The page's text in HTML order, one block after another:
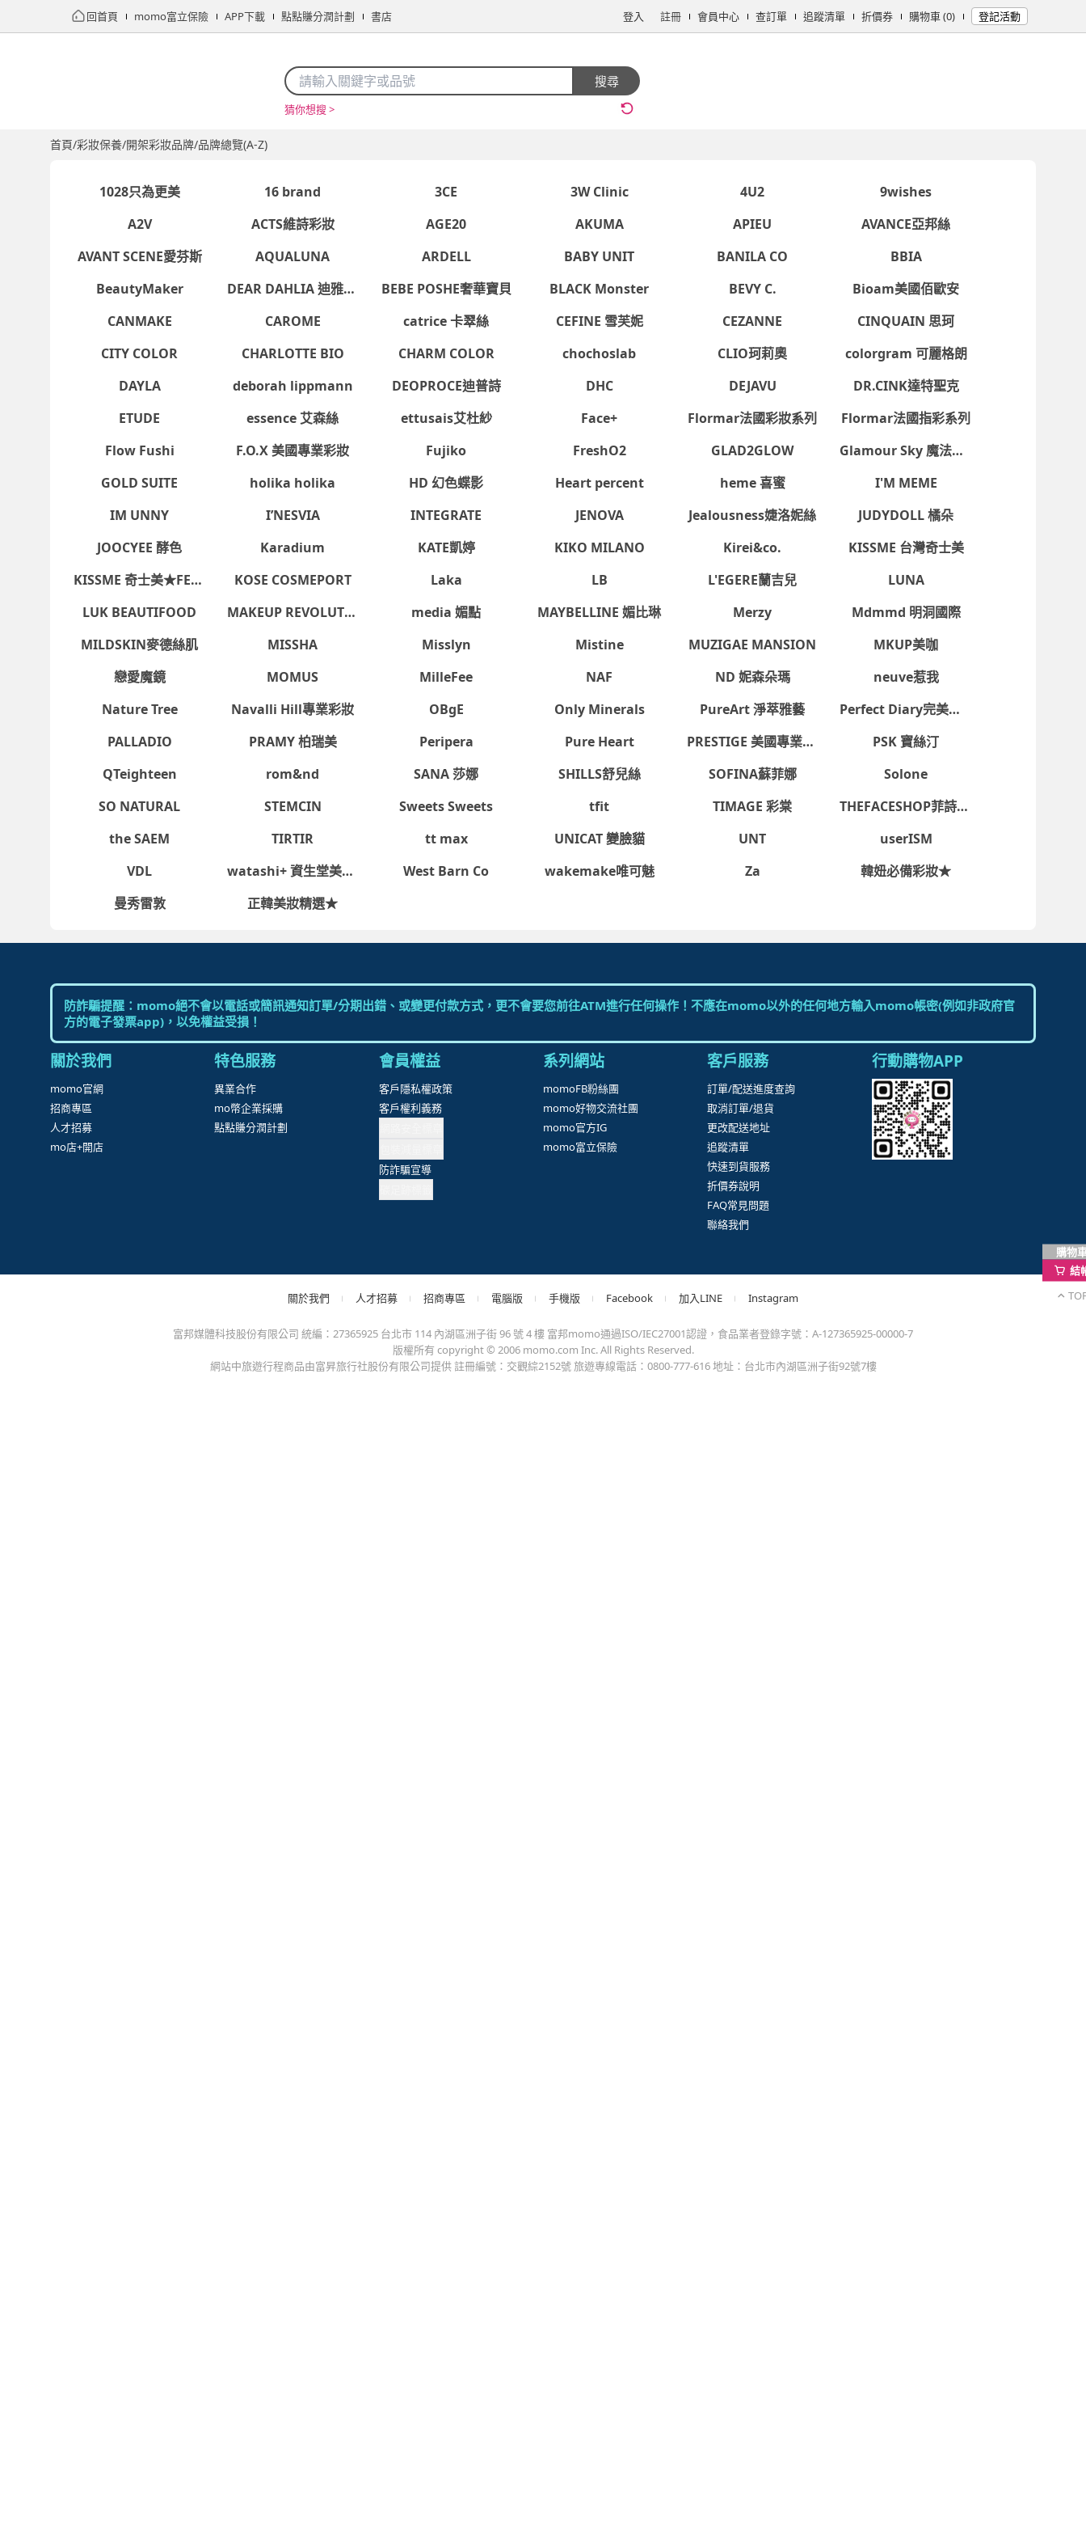
回首頁 momo富立保險 APP下載 點點賺分潤計劃 書店 登入 註冊 會員中心 查訂單 追蹤清單 折價券 購物車 (0) 登記活動
搜尋
猜你想搜 >
首頁 限時搶購 直播 mo店+ 看看買
1028只為更美 16 brand 3CE 3W Clinic 4U2
9wishes
A2V
ACTS維詩彩妝 AGE20 AKUMA APIEU
AVANCE亞邦絲
AVANT SCENE愛芬斯
AQUALUNA ARDELL BABY UNIT BANILA CO
BBIA
BeautyMaker
DEAR DAHLIA 迪雅黛麗奧 BEBE POSHE奢華寶貝 BLACK Monster BEVY C.
Bioam美國佰歐安
CANMAKE
CAROME catrice 卡翠絲 CEFINE 雪芙妮 CEZANNE
CINQUAIN 思珂
CITY COLOR
CHARLOTTE BIO CHARM COLOR chochoslab CLIO珂莉奧
colorgram 可麗格朗
DAYLA
deborah lippmann DEOPROCE迪普詩 DHC DEJAVU
DR.CINK達特聖克
ETUDE
essence 艾森絲 ettusais艾杜紗 Face+ Flormar法國彩妝系列
Flormar法國指彩系列
Flow Fushi
F.O.X 美國專業彩妝 Fujiko FreshO2 GLAD2GLOW
Glamour Sky 魔法天空
GOLD SUITE
holika holika HD 幻色蝶影 Heart percent heme 喜蜜
I'M MEME
IM UNNY
I’NESVIA INTEGRATE JENOVA Jealousness婕洛妮絲
JUDYDOLL 橘朵
JOOCYEE 酵色
Karadium KATE凱婷 KIKO MILANO Kirei&co.
KISSME 台灣奇士美
KISSME 奇士美★FERME系列 KOSE COSMEPORT Laka LB L'EGERE蘭吉兒
LUNA
LUK BEAUTIFOOD
MAKEUP REVOLUTION media 媚點 MAYBELLINE 媚比琳 Merzy
Mdmmd 明洞國際
MILDSKIN麥德絲肌
MISSHA Misslyn Mistine MUZIGAE MANSION
MKUP美咖
戀愛魔鏡
MOMUS MilleFee NAF ND 妮森朵瑪
neuve惹我
Nature Tree
Navalli Hill專業彩妝 OBgE Only Minerals PureArt 淨萃雅藝
Perfect Diary完美日記
PALLADIO
PRAMY 柏瑞美 Peripera Pure Heart PRESTIGE 美國專業彩妝
PSK 寶絲汀
QTeighteen
rom&nd SANA 莎娜 SHILLS舒兒絲 SOFINA蘇菲娜
Solone
SO NATURAL
STEMCIN Sweets Sweets tfit TIMAGE 彩棠
THEFACESHOP菲詩小舖
the SAEM
TIRTIR tt max UNICAT 變臉貓 UNT
userISM
VDL
watashi+ 資生堂美妝網
很抱歉，沒有篩選到符合條件的商品，您可以調整篩選條件試試看。
購物
結
防詐騙提醒：momo絕不會以電話或簡訊通知訂單/分期出錯、或變更付款方式，更不會要您前往ATM進行任何操作！不應在momo以外的任何地方輸入momo帳密(例如非政府官
方的電子發票app)，以免權益受損！
momo官網
特色服務
異業合作
點點賺分潤計劃
會員權益
客戶隱私權政策
網路安全標章
防詐騙宣導
碳足跡標籤
系列網站
momoFB粉絲團
momo官方IG
momo富立保險
客戶服務
訂單/配送進度查詢
更改配送地址
快速到貨服務
折價券說明
聯絡我們
行動購物APP
關於我們
網站中旅遊行程商品由富昇旅行社股份有限公司提供 註冊編號：交觀綜2152號 旅遊專線電話：0800-777-616 地址：台北市內湖區洲子街92號7樓